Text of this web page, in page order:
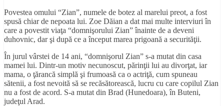
Povestea omului “Zian”, numele de botez al marelui preot, a fost
spusă chiar de nepoata lui. Zoe Dăian a dat mai multe interviuri în
care a povestit viaţa “domnişorului Zian” înainte de a deveni
duhovnic, dar şi după ce a început marea prigoană a securităţii.
În jurul vârstei de 14 ani, “domnişorul Zian” s-a mutat din casa
mamei lui. Dintr-un motiv necunoscut, părinţii lui au divorţat, iar
mama, o ţărancă simplă şi frumoasă ca o actriţă, cum spuneau
sătenii, a fost nevoită să se recăsătorească, lucru cu care copilul Zian
nu a fost de acord. S-a mutat din Brad (Hunedoara), în Buteni,
judeţul Arad.